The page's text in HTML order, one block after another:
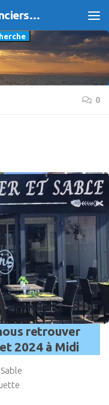
APAC Association des Plaisanciers d'Agde et du Cap
0
retrouver
2024 à Midi